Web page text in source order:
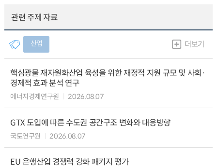
관련 주제 자료
산업 더보기
핵심광물 재자원화산업 육성을 위한 재정적 지원 규모 및 사회·
경제적 효과 분석 연구
에너지경제연구원 2026.08.07
GTX 도입에 따른 수도권 공간구조 변화와 대응방향
국토연구원 2026.08.07
EU 은행산업 경쟁력 강화 패키지 평가